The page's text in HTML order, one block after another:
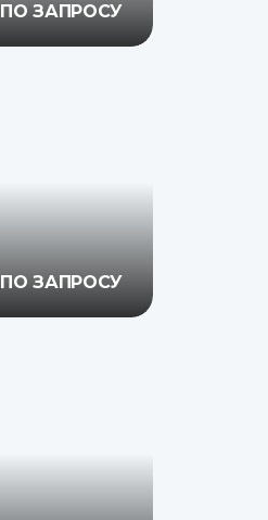
ПО ЗАПРОСУ
ПО ЗАПРОСУ